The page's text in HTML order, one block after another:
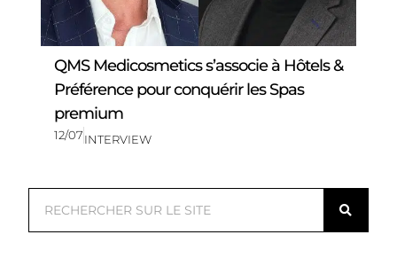
QMS Medicosmetics s’associe à Hôtels &
Préférence pour conquérir les Spas
premium
12/07INTERVIEW